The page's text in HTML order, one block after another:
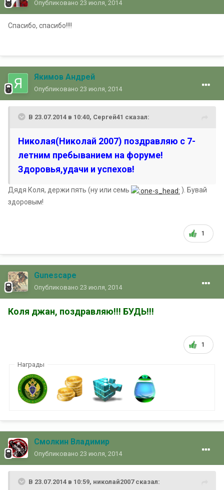
Опубликовано 23 июля, 2014
Спасибо, спасибо!!!!
Якимов Андрей
Опубликовано 23 июля, 2014
В 23.07.2014 в 10:40, Сергей41 сказал:
Николая(Николай 2007) поздравляю с 7-
летним пребыванием на форуме!
Здоровья,удачи и успехов!
Дядя Коля, держи пять (ну или семь
). Бувай
здоровым!
1
Gunescape
Опубликовано 23 июля, 2014
Коля джан, поздравляю!!! БУДЬ!!!
1
Награды
Смолкин Владимир
Опубликовано 23 июля, 2014
В 23.07.2014 в 10:59, николай2007 сказал: